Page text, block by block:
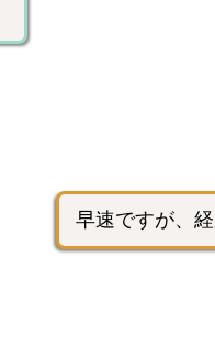
早速ですが、